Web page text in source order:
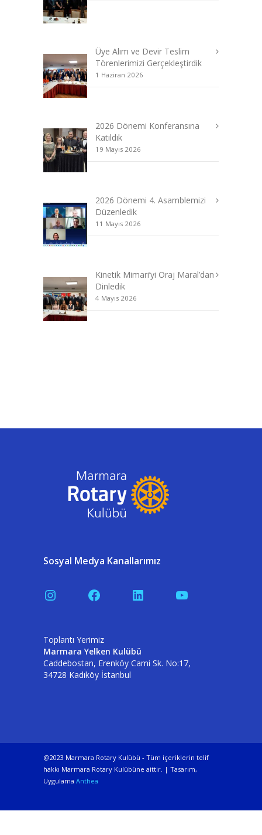
Üye Alım ve Devir Teslim
Törenlerimizi Gerçekleştirdik
1 Haziran 2026
2026 Dönemi Konferansına
Katıldık
19 Mayıs 2026
2026 Dönemi 4. Asamblemizi
Düzenledik
11 Mayıs 2026
Kinetik Mimari’yi Oraj Maral’dan
Dinledik
4 Mayıs 2026
Sosyal Medya Kanallarımız
InstagramFacebookLinkedInYouTube
Toplantı Yerimiz
Marmara Yelken Kulübü
Caddebostan, Erenköy Cami Sk. No:17,
34728 Kadıköy İstanbul
@2023 Marmara Rotary Kulübü - Tüm içeriklerin telif
hakkı Marmara Rotary Kulübüne aittir. | Tasarım,
Uygulama Anthea